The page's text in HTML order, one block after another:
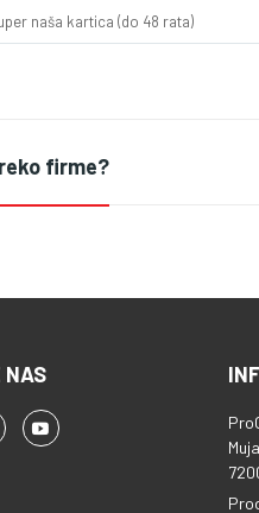
naša kartica (do 48 rata)
firme?
NAS